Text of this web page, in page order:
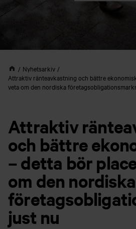
Nyhetsarkiv
Attraktiv ränteavkastning och bättre
veta om den nordiska
Attraktiv
och bättre
– detta bör
om den nordiska
just nu